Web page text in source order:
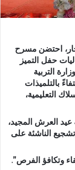
احتضن مسرح
الثلاثاء 8 يوليوز 2025، فعاليات حفل التميز
التربية
بالتلميذات
التعليمية،
عيد العرش المجيد،
الناشئة على
وتكافؤ الفرص”.